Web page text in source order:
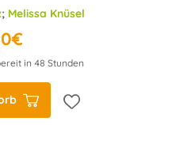
; Melissa Knüsel
in 48 Stunden